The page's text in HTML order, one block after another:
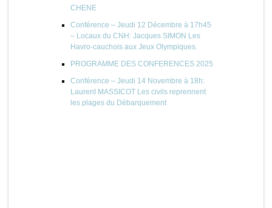
CHENE
Conférence – Jeudi 12 Décembre à 17h45
– Locaux du CNH: Jacques SIMON Les
Havro-cauchois aux Jeux Olympiques.
PROGRAMME DES CONFERENCES 2025
Conférence – Jeudi 14 Novembre à 18h:
Laurent MASSICOT Les civils reprennent
les plages du Débarquement